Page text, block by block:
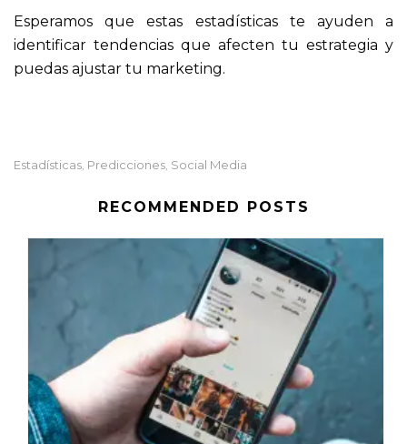
Esperamos que estas estadísticas te ayuden a
identificar tendencias que afecten tu estrategia y
puedas ajustar tu marketing.
Estadísticas, Predicciones, Social Media
RECOMMENDED POSTS